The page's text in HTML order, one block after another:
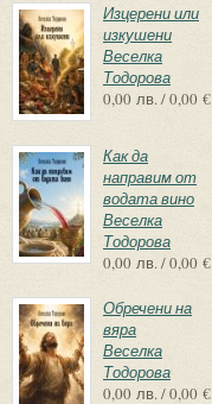
Изцерени или
изкушени
Веселка
Тодорова
0,00 лв. / 0,00 €
Как да
направим от
водата вино
Веселка
Тодорова
0,00 лв. / 0,00 €
Обречени на
вяра
Веселка
Тодорова
0,00 лв. / 0,00 €